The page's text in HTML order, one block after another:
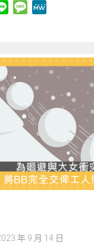
Line Message
年 9 月 14 日